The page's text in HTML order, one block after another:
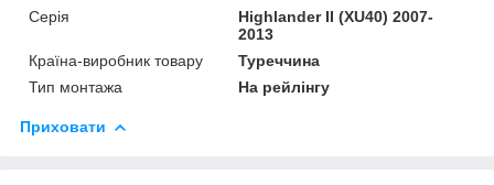
Серія
Highlander II (XU40) 2007-
2013
Країна-виробник товару
Туреччина
Тип монтажа
На рейлінгу
Приховати